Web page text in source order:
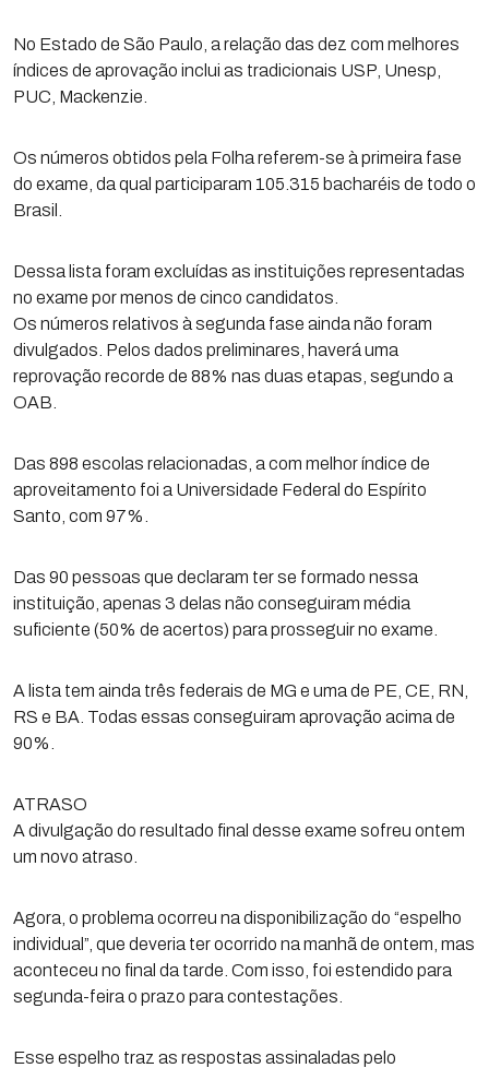
No Estado de São Paulo, a relação das dez com melhores
índices de aprovação inclui as tradicionais USP, Unesp,
PUC, Mackenzie.
Os números obtidos pela Folha referem-se à primeira fase
do exame, da qual participaram 105.315 bacharéis de todo o
Brasil.
Dessa lista foram excluídas as instituições representadas
no exame por menos de cinco candidatos.
Os números relativos à segunda fase ainda não foram
divulgados. Pelos dados preliminares, haverá uma
reprovação recorde de 88% nas duas etapas, segundo a
OAB.
Das 898 escolas relacionadas, a com melhor índice de
aproveitamento foi a Universidade Federal do Espírito
Santo, com 97%.
Das 90 pessoas que declaram ter se formado nessa
instituição, apenas 3 delas não conseguiram média
suficiente (50% de acertos) para prosseguir no exame.
A lista tem ainda três federais de MG e uma de PE, CE, RN,
RS e BA. Todas essas conseguiram aprovação acima de
90%.
ATRASO
A divulgação do resultado final desse exame sofreu ontem
um novo atraso.
Agora, o problema ocorreu na disponibilização do “espelho
individual”, que deveria ter ocorrido na manhã de ontem, mas
aconteceu no final da tarde. Com isso, foi estendido para
segunda-feira o prazo para contestações.
Esse espelho traz as respostas assinaladas pelo